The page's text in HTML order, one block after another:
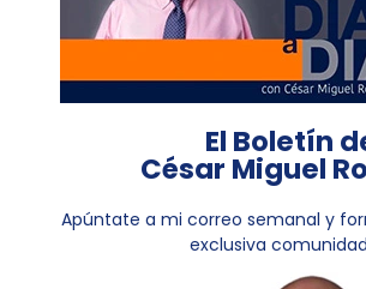
El Boletín
César Miguel
Apúntate a mi correo semanal y
exclusiva comunidad